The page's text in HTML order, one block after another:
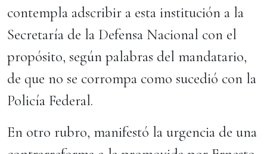
contempla adscribir a esta institución a la
Secretaría de la Defensa Nacional con el
propósito, según palabras del mandatario,
de que no se corrompa como sucedió con la
Policía Federal.
En otro rubro, manifestó la urgencia de una